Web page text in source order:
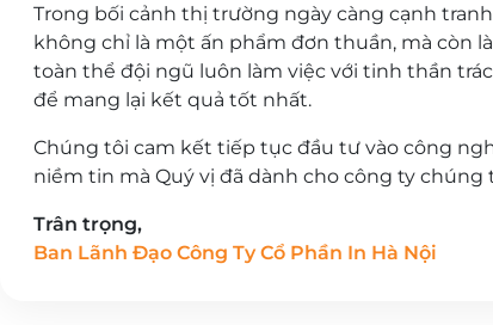
Trong bối cảnh thị trường ngày càng cạnh
không chỉ là một ấn phẩm đơn thuần, mà còn
toàn thể đội ngũ luôn làm việc với tinh thần
để mang lại kết quả tốt nhất.
Chúng tôi cam kết tiếp tục đầu tư vào công
niềm tin mà Quý vị đã dành cho công ty chúng
Trân trọng,
Ban Lãnh Đạo Công Ty Cổ Phần In Hà Nội